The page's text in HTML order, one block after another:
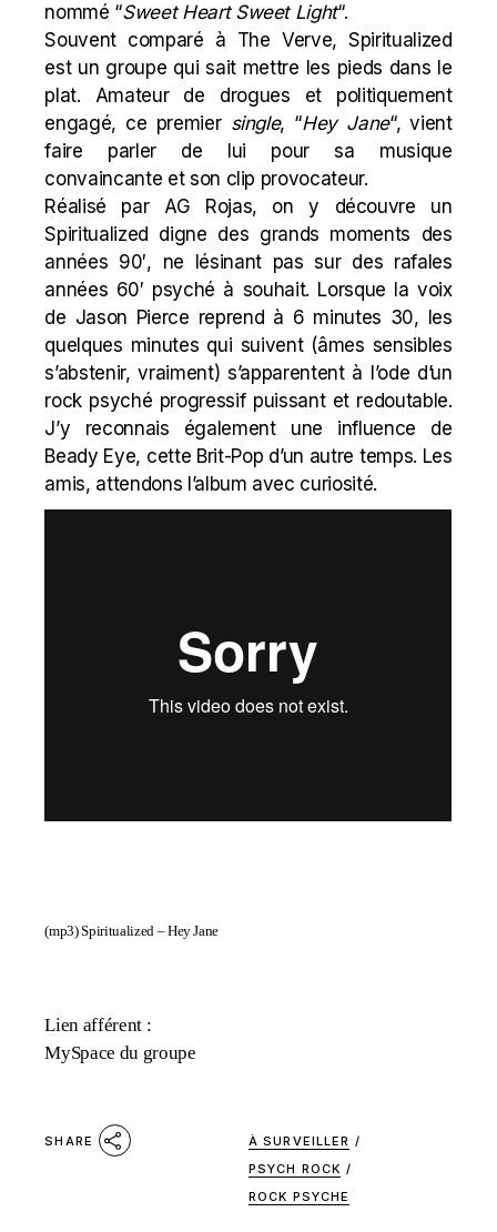
nommé “Sweet Heart Sweet Light“.
Souvent comparé à The Verve, Spiritualized
est un groupe qui sait mettre les pieds dans le
plat. Amateur de drogues et politiquement
engagé, ce premier single, “Hey Jane“, vient
faire parler de lui pour sa musique
convaincante et son clip provocateur.
Réalisé par AG Rojas, on y découvre un
Spiritualized digne des grands moments des
années 90′, ne lésinant pas sur des rafales
années 60′ psyché à souhait. Lorsque la voix
de Jason Pierce reprend à 6 minutes 30, les
quelques minutes qui suivent (âmes sensibles
s’abstenir, vraiment) s’apparentent à l’ode d’un
rock psyché progressif puissant et redoutable.
J’y reconnais également une influence de
Beady Eye, cette Brit-Pop d’un autre temps. Les
amis, attendons l’album avec curiosité.
(mp3)Spiritualized – Hey Jane
Lien afférent :
MySpace du groupe
SHARE À SURVEILLER /
PSYCH ROCK /
ROCK PSYCHE